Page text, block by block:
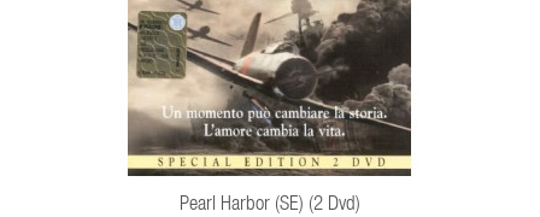
Pearl Harbor (SE) (2 Dvd)